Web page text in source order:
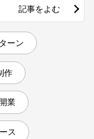
記事をよむ
ーン
作
業
ス